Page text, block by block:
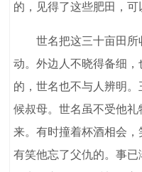
的，见得了这些肥田，可
世名把这三十亩田所
动。外边人不晓得备细
的，世名也不与人辨明
候叔母。世名虽不受他
来。有时撞着杯酒相会
有笑他忘了父仇的。事